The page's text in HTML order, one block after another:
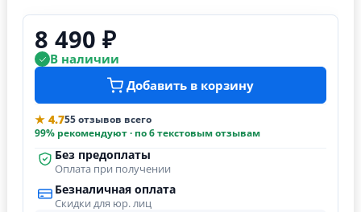
8 490 ₽
В наличии
Добавить в корзину
★ 4.755 отзывов всего
99% рекомендуют · по 6 текстовым отзывам
Без предоплаты
Оплата при получении
Безналичная оплата
Скидки для юр. лиц